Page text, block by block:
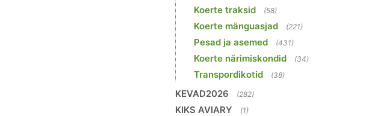
Koerte traksid (58)
Koerte mänguasjad (221)
Pesad ja asemed (431)
Koerte närimiskondid (34)
Transpordikotid (38)
KEVAD2026 (282)
KIKS AVIARY (1)